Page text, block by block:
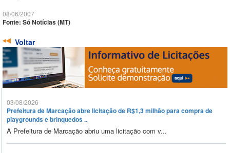
08/06/2007
Fonte: Só Notícias (MT)
Voltar
03/08/2026
Prefeitura de Marcação abre licitação de R$1,3 milhão para compra de
playgrounds e brinquedos ..
A Prefeitura de Marcação abriu uma licitação com v...